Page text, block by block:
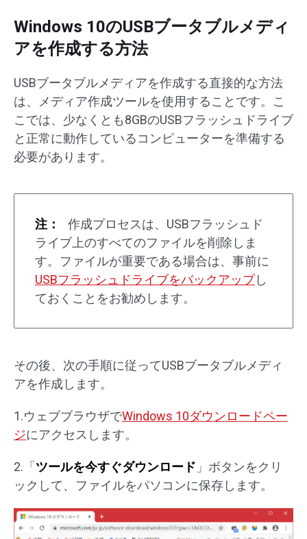
Windows 10のUSBブータブルメディ
アを作成する方法
USBブータブルメディアを作成する直接的な方法
は、メディア作成ツールを使用することです。こ
こでは、少なくとも8GBのUSBフラッシュドライブ
と正常に動作しているコンピューターを準備する
必要があります。
注：
作成プロセスは、USBフラッシュド
ライブ上のすべてのファイルを削除しま
す。ファイルが重要である場合は、事前に
USBフラッシュドライブをバックアップし
ておくことをお勧めします。
その後、次の手順に従ってUSBブータブルメディ
アを作成します。
1.ウェブブラウザでWindows 10ダウンロードペー
ジにアクセスします。
2.「 ツールを今すぐダウンロード 」ボタンをクリ
ックして、ファイルをパソコンに保存します。